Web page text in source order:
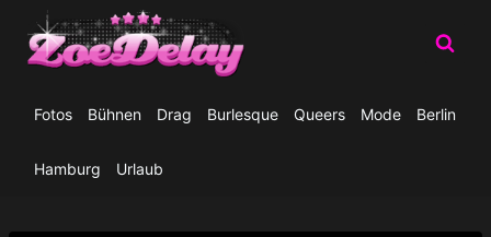
Inhalt
springen
Fotos Bühnen Drag Burlesque Queers Mode Berlin
Hamburg Urlaub